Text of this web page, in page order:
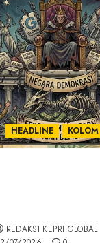
HEADLINE KOLOM
REDAKSI KEPRI GLOBAL